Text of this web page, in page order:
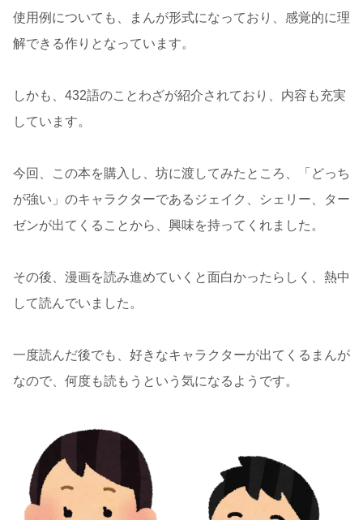
使用例についても、まんが形式になっており、感覚的に理
解できる作りとなっています。
しかも、432語のことわざが紹介されており、内容も充実
しています。
今回、この本を購入し、坊に渡してみたところ、「どっち
が強い」のキャラクターであるジェイク、シェリー、ター
ゼンが出てくることから、興味を持ってくれました。
その後、漫画を読み進めていくと面白かったらしく、熱中
して読んでいました。
一度読んだ後でも、好きなキャラクターが出てくるまんが
なので、何度も読もうという気になるようです。